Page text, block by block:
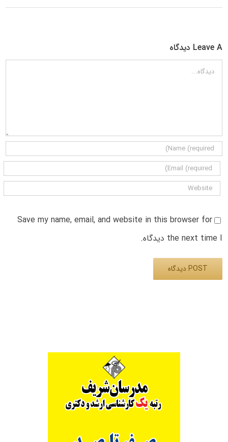
Leave A دیدگاه
دیدگاه
Save my name, email, and website in this browser for
the next time I دیدگاه.